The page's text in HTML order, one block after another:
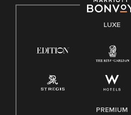
LUXE
PREMIUM